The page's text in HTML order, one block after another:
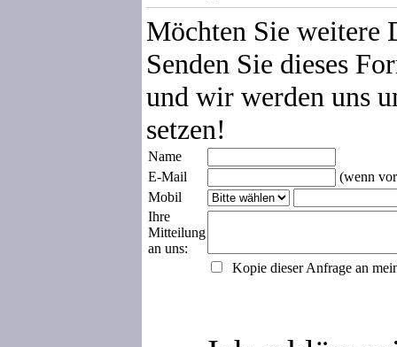
Möchten Sie weitere
Senden Sie dieses
und wir werden uns
setzen!
Name
E-Mail
(wenn
Mobil
Ihre
Mitteilung
an uns:
Kopie dieser Anfrage an